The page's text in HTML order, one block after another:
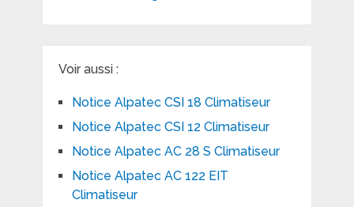
Voir aussi :
Notice Alpatec CSI 18 Climatiseur
Notice Alpatec CSI 12 Climatiseur
Notice Alpatec AC 28 S Climatiseur
Notice Alpatec AC 122 EIT
Climatiseur